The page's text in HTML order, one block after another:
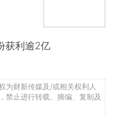
获利逾2亿
为财新传媒及/或相关权利人
禁止进行转载、摘编、复制及